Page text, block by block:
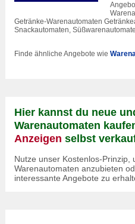
Getränke-Warenautomaten
Snackautomaten,
Finde ähnliche Angebote wie
Hier kannst du neue
Warenautomaten
Anzeigen selbst
Nutze unser Kostenlos-Prinzip,
Warenautomaten anzubieten
interessante Angebote zu